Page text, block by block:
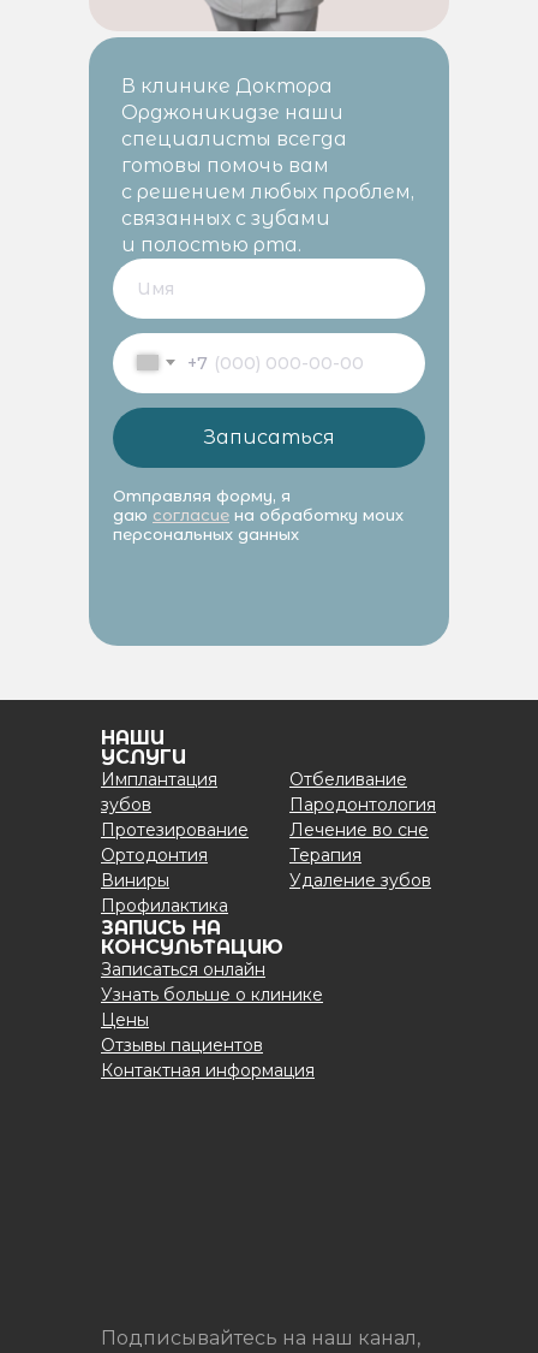
В клинике Доктора
Орджоникидзе наши
специалисты всегда
готовы помочь вам
с решением любых проблем,
связанных с зубами
и полостью рта.
+7
Записаться
Отправляя форму, я
даю согласие на обработку моих
персональных данных
Подписывайтесь на наш канал,
НАШИ
УСЛУГИ
Имплантация
зубов
Протезирование
Ортодонтия
Виниры
Профилактика
Отбеливание
Пародонтология
Лечение во сне
Терапия
Удаление зубов
ЗАПИСЬ НА
КОНСУЛЬТАЦИЮ
Записаться онлайн
Узнать больше о клинике
Цены
Отзывы пациентов
Контактная информация